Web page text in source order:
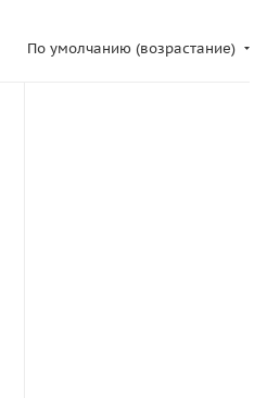
По умолчанию (возрастание)